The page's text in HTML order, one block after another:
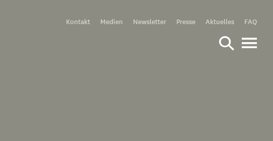
Kontakt Medien Newsletter Presse Aktuelles FAQ